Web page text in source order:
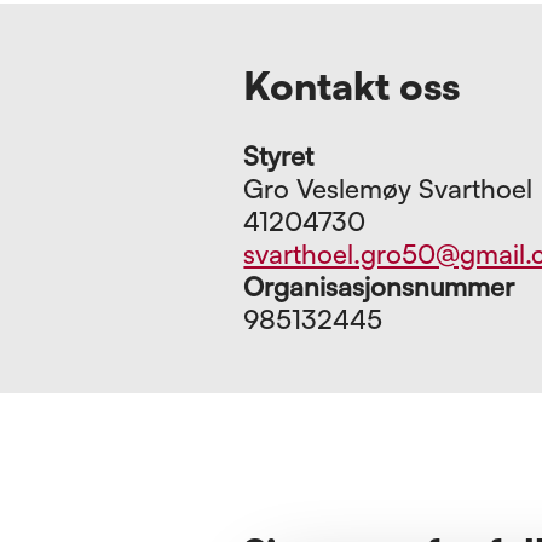
Kontakt oss
Styret
Gro Veslemøy Svarthoel
41204730
Organisasjonsnummer
985132445